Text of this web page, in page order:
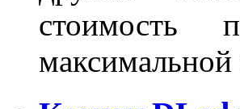
стоимость